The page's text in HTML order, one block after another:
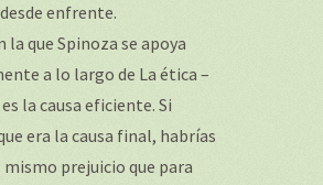
enfrente.
la que Spinoza se apoya
a lo largo de La ética –
es la causa eficiente. Si
era la causa final, habrías
mismo prejuicio que para